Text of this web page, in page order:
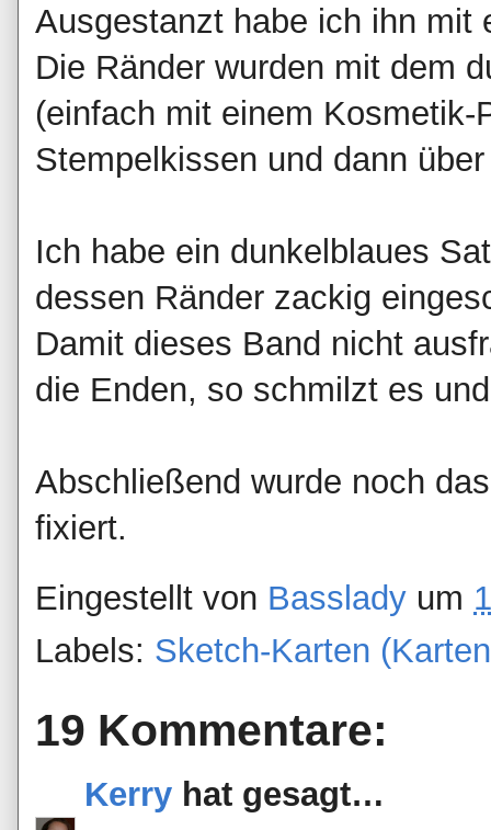
Ausgestanzt habe ich ihn mit
Die Ränder wurden mit dem
(einfach mit einem
Stempelkissen und dann
Ich habe ein dunkelblaues
dessen Ränder zackig
Damit dieses Band nicht
die Enden, so schmilzt es
Abschließend wurde noch
fixiert.
Eingestellt von Basslady um
Labels: Sketch-Karten
19 Kommentare:
Kerry hat gesagt…